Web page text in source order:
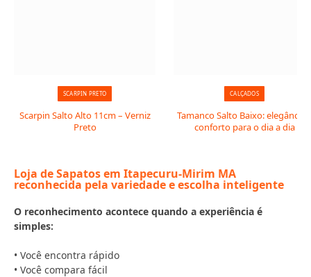
SCARPIN PRETO
Scarpin Salto Alto 11cm – Verniz
Preto
CALÇADOS
Tamanco Salto Baixo: elegância
conforto para o dia a dia
Loja de Sapatos em Itapecuru-Mirim MA
reconhecida pela variedade e escolha inteligente
O reconhecimento acontece quando a experiência é
simples:
• Você encontra rápido
• Você compara fácil